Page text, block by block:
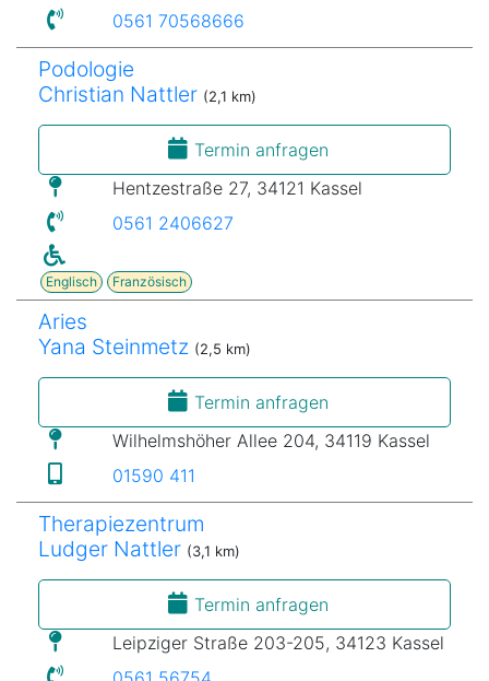
0561 70568666
Podologie
Christian Nattler (2,1 km)
Termin anfragen
Hentzestraße 27, 34121 Kassel
0561 2406627
Englisch Französisch
Aries
Yana Steinmetz (2,5 km)
Termin anfragen
Wilhelmshöher Allee 204, 34119 Kassel
01590 411
Therapiezentrum
Ludger Nattler (3,1 km)
Termin anfragen
Leipziger Straße 203-205, 34123 Kassel